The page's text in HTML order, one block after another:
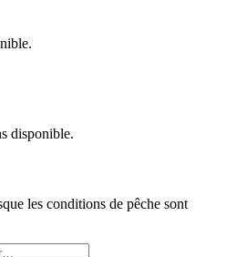
disponible.
les conditions de pêche sont